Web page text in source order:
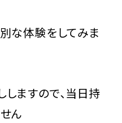
な体験をしてみま
ますので、当日持
ん